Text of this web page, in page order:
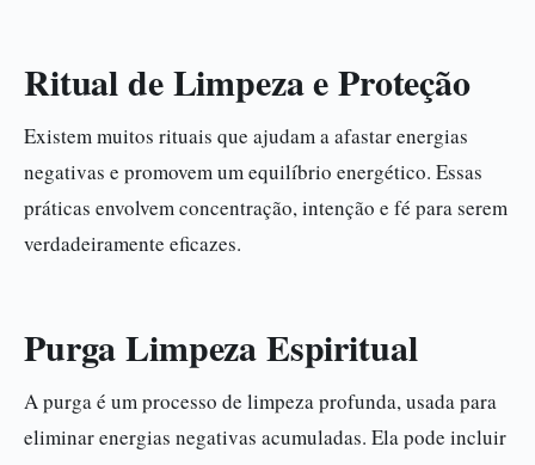
Ritual de Limpeza e Proteção
Existem muitos rituais que ajudam a afastar energias
negativas e promovem um equilíbrio energético. Essas
práticas envolvem concentração, intenção e fé para serem
verdadeiramente eficazes.
Purga Limpeza Espiritual
A purga é um processo de limpeza profunda, usada para
eliminar energias negativas acumuladas. Ela pode incluir